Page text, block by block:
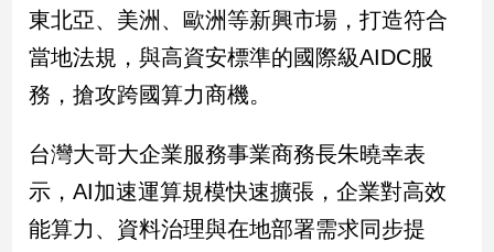
調
國
會
焦
觀
點
東北亞、美洲、歐洲等新興市場，打造符合
當地法規，與高資安標準的國際級AIDC服
務，搶攻跨國算力商機。
台灣大哥大企業服務事業商務長朱曉幸表
示，AI加速運算規模快速擴張，企業對高效
能算力、資料治理與在地部署需求同步提